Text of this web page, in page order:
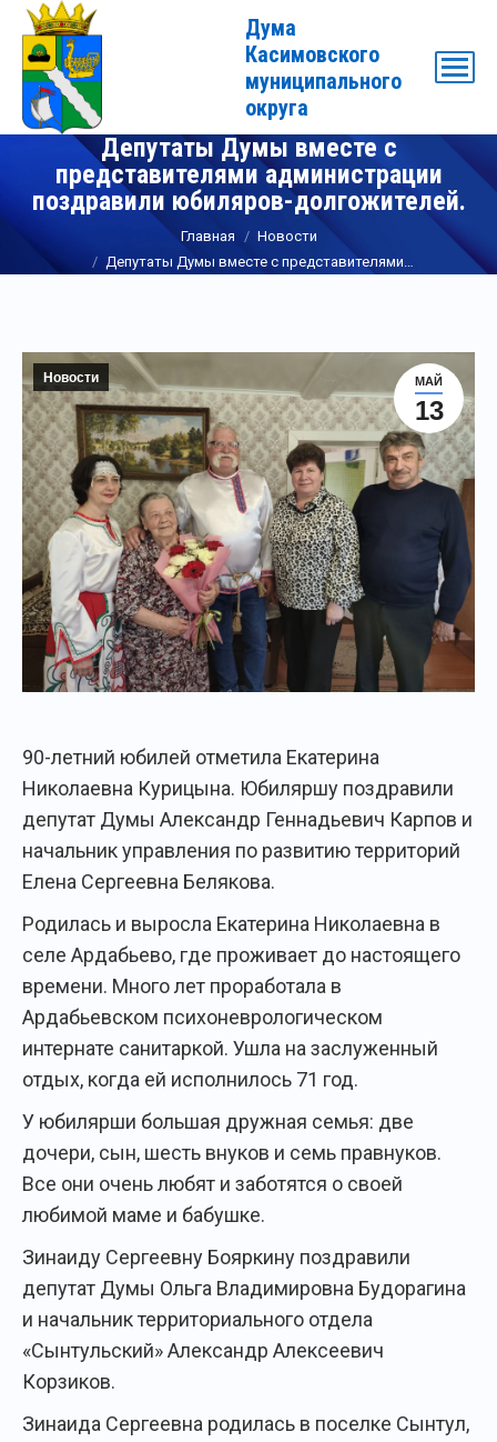
Дума
Касимовского
муниципального
округа
Депутаты Думы вместе с
представителями администрации
поздравили юбиляров-долгожителей.
Вы здесь: Главная
Новости
Депутаты Думы вместе с представителями…
МАЙ
13
Новости
90-летний юбилей отметила Екатерина
Николаевна Курицына. Юбиляршу поздравили
депутат Думы Александр Геннадьевич Карпов и
начальник управления по развитию территорий
Елена Сергеевна Белякова.
Родилась и выросла Екатерина Николаевна в
селе Ардабьево, где проживает до настоящего
времени. Много лет проработала в
Ардабьевском психоневрологическом
интернате санитаркой. Ушла на заслуженный
отдых, когда ей исполнилось 71 год.
У юбилярши большая дружная семья: две
дочери, сын, шесть внуков и семь правнуков.
Все они очень любят и заботятся о своей
любимой маме и бабушке.
Зинаиду Сергеевну Бояркину поздравили
депутат Думы Ольга Владимировна Будорагина
и начальник территориального отдела
«Сынтульский» Александр Алексеевич
Корзиков.
Зинаида Сергеевна родилась в поселке Сынтул,